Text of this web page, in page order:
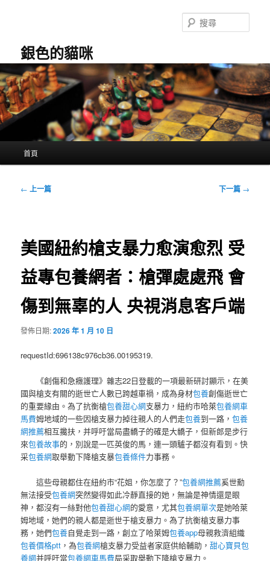
容
銀色的貓咪
尋
首頁
文
← 上一篇 下一篇 →
美國紐約槍支暴力愈演愈烈 受
益專包養網者：槍彈處處飛 會
傷到無辜的人 央視消息客戶端
發佈日期:2026 年 1 月 10 日
requestId:696138c976cb36.00195319.
《創傷和急癥護理》雜志22日登載的一項最新研討顯示，在美
國與槍支有關的逝世亡人數已跨越車禍，成為身材包養創傷逝世亡
的重要緣由。為了抗衡槍包養甜心網支暴力，紐約市哈萊包養網車
馬費姆地域的一些因槍支暴力掉往親人的人們走包養到一路，包養
網推薦相互攙扶，并呼吁當局盡轎子的確是大轎子，但新郎是步行
來包養故事的，別說是一匹英俊的馬，連一頭驢子都沒有看到。快
采包養網取舉動下降槍支暴包養條件力事務。
這些母親都住在紐約市“花姐，你怎麼了？”包養網推薦奚世勳
無法接受包養網突然變得如此冷靜直接的她，無論是神情還是眼
神，都沒有一絲對他包養甜心網的愛意，尤其包養網單次是她哈萊
姆地域，她們的親人都是逝世于槍支暴力。為了抗衡槍支暴力事
務，她們包養自覺走到一路，創立了哈萊姆包養app母親救濟組織
包養價格ptt ，為包養網槍支暴力受益者家庭供給輔助，甜心寶貝包
養網并呼吁當包養網車馬費局采取舉動下降槍支暴力。